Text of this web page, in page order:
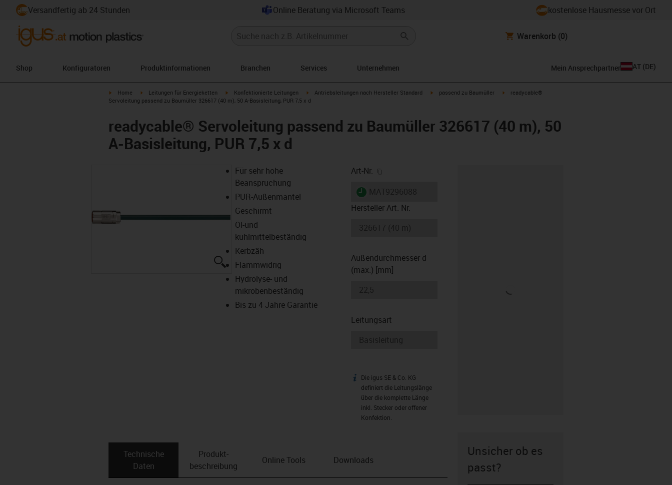
Versandfertig ab 24 Stunden Online Beratung via Microsoft Teams kostenlose Hausmesse vor Ort
Warenkorb (0)
Shop Konfiguratoren Produktinformationen Branchen Services Unternehmen Mein Ansprechpartner AT (DE)
igus-icon-arrow-right
Home igus-icon-arrow-right
Leitungen für Energieketten igus-icon-arrow-right
Konfektionierte Leitungen igus-icon-arrow-right
Antriebsleitungen nach Hersteller Standard igus-icon-arrow-right
passend zu Baumüller igus-icon-arrow-right
readycable®
Servoleitung passend zu Baumüller 326617 (40 m), 50 A-Basisleitung, PUR 7,5 x d
readycable® Servoleitung passend zu Baumüller 326617 (40 m), 50
A-Basisleitung, PUR 7,5 x d
igus-icon-lupe
Für sehr hohe
Beanspruchung
PUR-Außenmantel
Geschirmt
Öl-und
kühlmittelbeständig
Kerbzäh
Flammwidrig
Hydrolyse- und
mikrobenbeständig
Bis zu 4 Jahre Garantie
Art-Nr.
igus-icon-lieferzeit
Hersteller Art. Nr.
Außendurchmesser d
(max.) [mm]
Leitungsart
igus-icon-info
Die igus SE & Co. KG
definiert die Leitungslänge
über die komplette Länge
inkl. Stecker oder offener
Konfektion.
Technische
Daten
Produkt­
beschreibung
Online Tools Downloads
Unsicher ob es
passt?